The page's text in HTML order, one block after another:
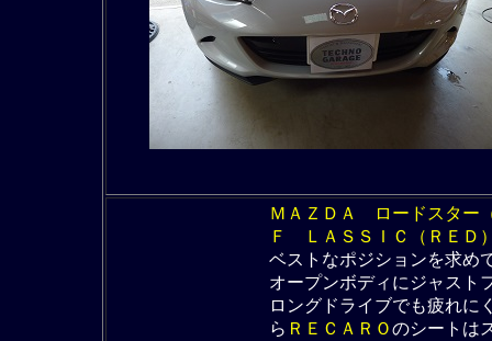
ＭＡＺＤＡ ロードスター
Ｆ ＬＡＳＳＩＣ（ＲＥＤ
ベストなポジションを求め
オープンボディにジャスト
ロングドライブでも疲れに
ら ＲＥＣＡＲＯのシートは